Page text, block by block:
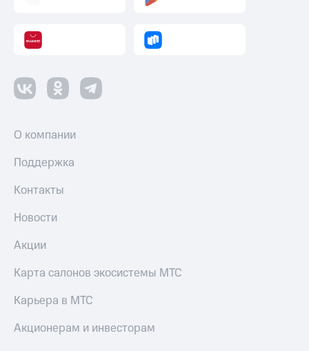
О компании
Поддержка
Контакты
Новости
Акции
Карта салонов экосистемы МТС
Карьера в МТС
Акционерам и инвесторам